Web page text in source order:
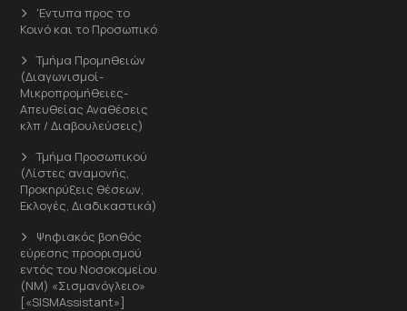
'Εντυπα προς το
Κοινό και το Προσωπικό
Τμήμα Προμηθειών
(Διαγωνισμοί-
Μικροπρομήθειες-
Απευθείας Αναθέσεις
κλπ / Διαβουλεύσεις)
Τμήμα Προσωπικού
(Λίστες αναμονής,
Προκηρύξεις θέσεων,
Εκλογές, Διαδικαστικά)
Ψηφιακός βοηθός
εύρεσης προορισμού
εντός του Νοσοκομείου
(ΝΜ) «Σισμανόγλειο»
[«SISMAssistant»]